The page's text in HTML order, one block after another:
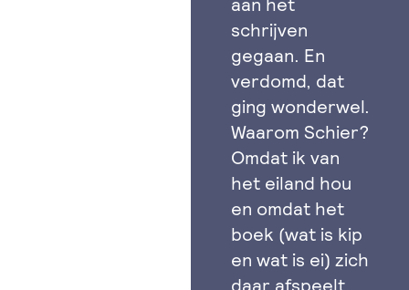
aan het
schrijven
gegaan. En
verdomd, dat
ging wonderwel.
Waarom Schier?
Omdat ik van
het eiland hou
en omdat het
boek (wat is kip
en wat is ei) zich